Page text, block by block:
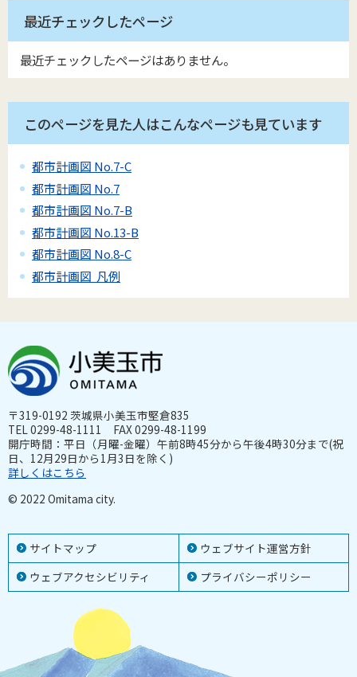
最近チェックしたページ
最近チェックしたページはありません。
このページを見た人はこんなページも見ています
都市計画図 No.7-C
都市計画図 No.7
都市計画図 No.7-B
都市計画図 No.13-B
都市計画図 No.8-C
都市計画図 凡例
サイトマップ
ウェブサイト運営方針
ウェブアクセシビリティ
プライバシーポリシー
〒319-0192 茨城県小美玉市堅倉835
TEL 0299-48-1111 FAX 0299-48-1199
開庁時間：平日（月曜-金曜）午前8時45分から午後4時30分まで(祝
日、12月29日から1月3日を除く)
詳しくはこちら
© 2022 Omitama city.